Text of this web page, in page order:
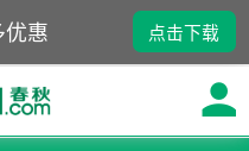
点击下载
惠